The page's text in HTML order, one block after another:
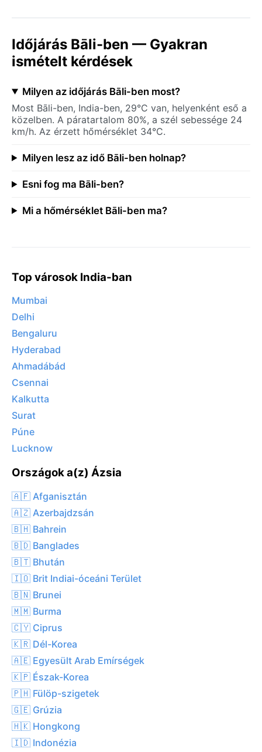
Időjárás Bāli-ben — Gyakran
ismételt kérdések
Milyen az időjárás Bāli-ben most?
Most Bāli-ben, India-ben, 29°C van, helyenként eső a
közelben. A páratartalom 80%, a szél sebessége 24
km/h. Az érzett hőmérséklet 34°C.
Milyen lesz az idő Bāli-ben holnap?
Esni fog ma Bāli-ben?
Mi a hőmérséklet Bāli-ben ma?
Top városok India-ban
Mumbai
Delhi
Bengaluru
Hyderabad
Ahmadábád
Csennai
Kalkutta
Surat
Púne
Lucknow
Országok a(z) Ázsia
🇦🇫 Afganisztán
🇦🇿 Azerbajdzsán
🇧🇭 Bahrein
🇧🇩 Banglades
🇧🇹 Bhután
🇮🇴 Brit Indiai-óceáni Terület
🇧🇳 Brunei
🇲🇲 Burma
🇨🇾 Ciprus
🇰🇷 Dél-Korea
🇦🇪 Egyesült Arab Emírségek
🇰🇵 Észak-Korea
🇵🇭 Fülöp-szigetek
🇬🇪 Grúzia
🇭🇰 Hongkong
🇮🇩 Indonézia